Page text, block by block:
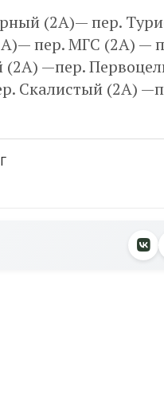
(2А)— пер.
пер. МГС (2А) —
—пер.
Скалистый (2А)